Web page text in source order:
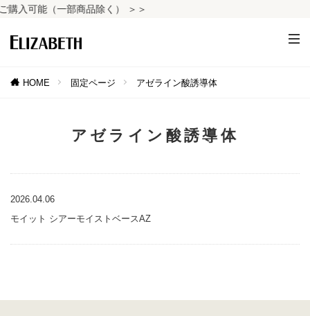
入可能（一部商品除く） ＞＞
HOME 固定ページ アゼライン酸誘導体
アゼライン酸誘導体
2026.04.06
モイット シアーモイストベースAZ